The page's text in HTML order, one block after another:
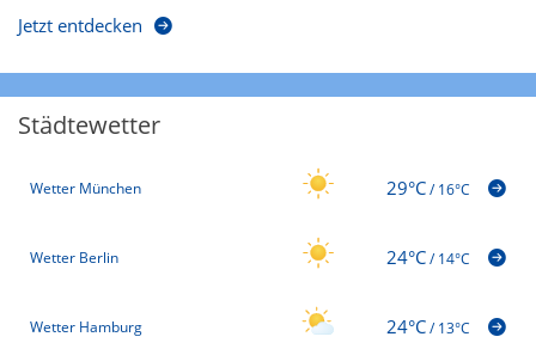
Jetzt entdecken
Städtewetter
Wetter München 29°C/16°C
Wetter Berlin 24°C/14°C
Wetter Hamburg 24°C/13°C